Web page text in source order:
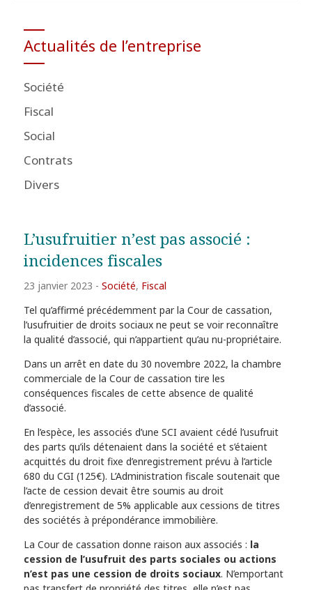
Actualités de l’entreprise
Société
Fiscal
Social
Contrats
Divers
L’usufruitier n’est pas associé :
incidences fiscales
23 janvier 2023 - Société, Fiscal
Tel qu’affirmé précédemment par la Cour de cassation,
l’usufruitier de droits sociaux ne peut se voir reconnaître
la qualité d’associé, qui n’appartient qu’au nu-propriétaire.
Dans un arrêt en date du 30 novembre 2022, la chambre
commerciale de la Cour de cassation tire les
conséquences fiscales de cette absence de qualité
d’associé.
En l’espèce, les associés d’une SCI avaient cédé l’usufruit
des parts qu’ils détenaient dans la société et s’étaient
acquittés du droit fixe d’enregistrement prévu à l’article
680 du CGI (125€). L’Administration fiscale soutenait que
l’acte de cession devait être soumis au droit
d’enregistrement de 5% applicable aux cessions de titres
des sociétés à prépondérance immobilière.
La Cour de cassation donne raison aux associés : la
cession de l’usufruit des parts sociales ou actions
n’est pas une cession de droits sociaux. N’emportant